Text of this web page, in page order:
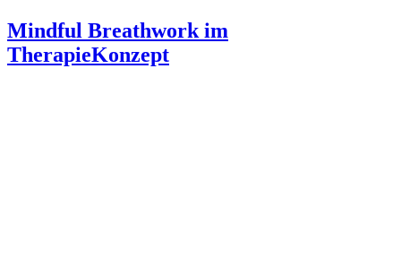
Mindful Breathwork im
TherapieKonzept